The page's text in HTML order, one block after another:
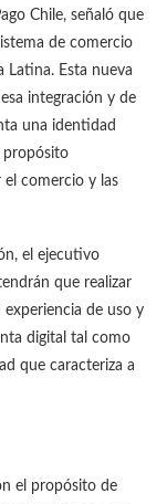
Chile, señaló que
de comercio
Latina. Esta nueva
integración y de
una identidad
propósito
comercio y las
el ejecutivo
que realizar
de uso y
digital tal como
que caracteriza a
el propósito de